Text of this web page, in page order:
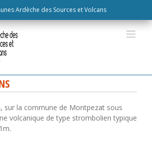
Ardèche des Sources et Volcans
sur la commune de Montpezat sous
volcanique de type strombolien typique